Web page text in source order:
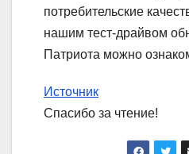
потребительские
нашим тест-драйвом
Патриота можно
Источник
Спасибо за чтение!